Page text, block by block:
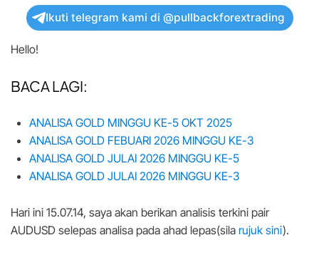
Ikuti telegram kami di @pullbackforextrading
Hello!
BACA LAGI:
ANALISA GOLD MINGGU KE-5 OKT 2025
ANALISA GOLD FEBUARI 2026 MINGGU KE-3
ANALISA GOLD JULAI 2026 MINGGU KE-5
ANALISA GOLD JULAI 2026 MINGGU KE-3
Hari ini 15.07.14, saya akan berikan analisis terkini pair
AUDUSD selepas analisa pada ahad lepas(sila rujuk sini).